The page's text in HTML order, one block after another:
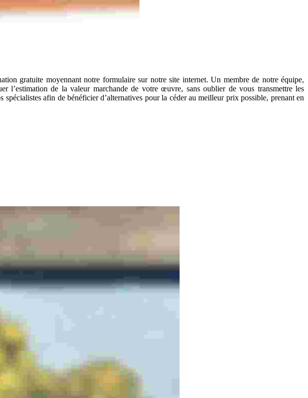
gratuite moyennant notre formulaire sur notre site internet. Un membre de notre équipe,
l’estimation de la valeur marchande de votre œuvre, sans oublier de vous transmettre les
afin de bénéficier d’alternatives pour la céder au meilleur prix possible, prenant en